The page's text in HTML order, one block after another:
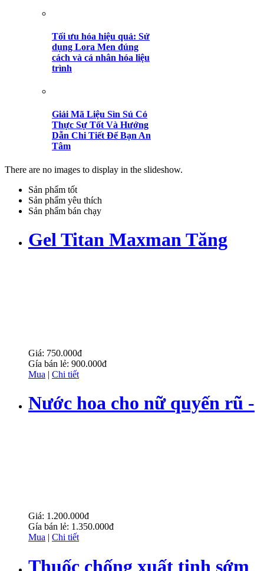
Tối ưu hóa hiệu quả: Sử
dụng Lora Men đúng
cách và cá nhân hóa liệu
trình
Giải Mã Liệu Sìn Sú Có
Thực Sự Tốt Và Hướng
Dẫn Chi Tiết Để Bạn An
Tâm
There are no images to display in the slideshow.
Sản phẩm tốt
Sản phẩm yêu thích
Sản phẩm bán chạy
Gel Titan Maxman Tăng
Giá: 750.000đ
Gía bán lẻ: 900.000đ
Mua | Chi tiết
Nước hoa cho nữ quyến rũ -
Giá: 1.200.000đ
Gía bán lẻ: 1.350.000đ
Mua
Chi tiết
Thuốc chống xuất tinh sớm